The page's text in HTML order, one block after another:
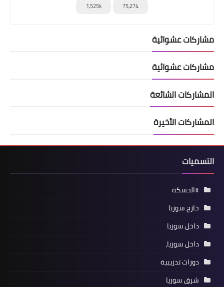
75,274
1,525k
مشاركات عشوائية
مشاركات عشوائية
المشاركات الشائعة
المشاركات الأخيرة
التسميات
#الحسكة
خارج سوريا
داخل سوريا
داخل سوريا،
دورات تدريبية
شرق سوريا